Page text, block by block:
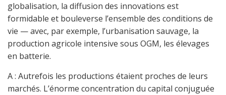
globalisation, la diffusion des innovations est
formidable et bouleverse l’ensemble des conditions de
vie — avec, par exemple, l’urbanisation sauvage, la
production agricole intensive sous OGM, les élevages
en batterie.
A : Autrefois les productions étaient proches de leurs
marchés. L’énorme concentration du capital conjuguée